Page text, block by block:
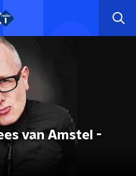
van Amstel -